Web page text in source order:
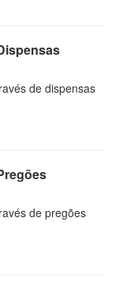
de dispensas
de pregões